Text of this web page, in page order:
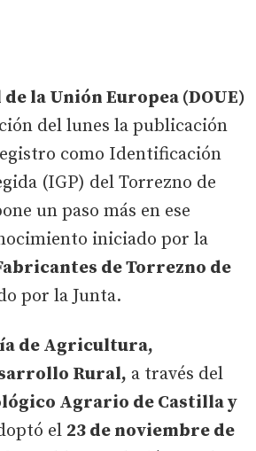
la Unión Europea (DOUE)
del lunes la publicación
como Identificación
(IGP) del Torrezno de
un paso más en ese
iniciado por la
de Torrezno de
por la Junta.
de Agricultura,
Rural, a través del
Agrario de Castilla y
el 23 de noviembre de